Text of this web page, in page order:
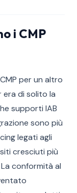
i CMP
per un altro
era di solito la
supporti IAB
sono più
legati agli
cresciuti più
conformità al